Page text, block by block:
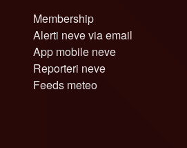
Membership
Alerti neve via email
App mobile neve
Reporteri neve
Feeds meteo